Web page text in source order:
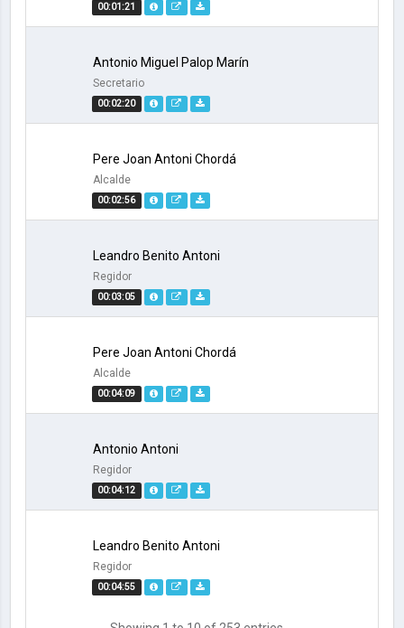
00:01:21
00:02:20
Antonio Miguel Palop Marín
Secretario
00:02:56
Pere Joan Antoni Chordá
Alcalde
00:03:05
Leandro Benito Antoni
Regidor
00:04:09
Pere Joan Antoni Chordá
Alcalde
00:04:12
Antonio Antoni
Regidor
00:04:55
Leandro Benito Antoni
Regidor